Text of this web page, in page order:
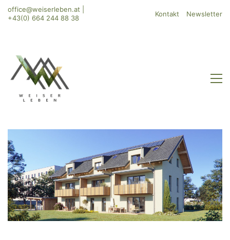
office@weiserleben.at
+43(0) 664 244 88 38
Kontakt Newsletter
WeiserLeben GmbH
Bergheimerstraße 45
A-5020 Salzburg
office@weiserleben.at
+43(0) 664 244 88 38